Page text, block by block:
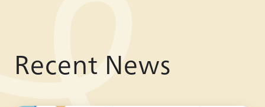
Recent News